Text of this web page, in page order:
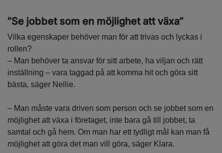
”Se jobbet som en möjlighet att växa”
Vilka egenskaper behöver man för att trivas och lyckas i
rollen?
– Man behöver ta ansvar för sitt arbete, ha viljan och rätt
inställning – vara taggad på att komma hit och göra sitt
bästa, säger Nellie.
– Man måste vara driven som person och se jobbet som en
möjlighet att växa i företaget, inte bara gå till jobbet, ta
samtal och gå hem. Om man har ett tydligt mål kan man få
möjlighet att göra det man vill göra, säger Klara.